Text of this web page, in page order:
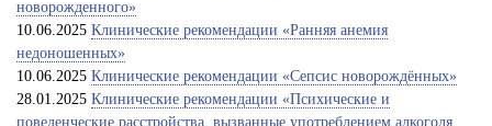
новорожденного»
10.06.2025 Клинические рекомендации «Ранняя анемия
недоношенных»
10.06.2025 Клинические рекомендации «Сепсис новорождённых»
28.01.2025 Клинические рекомендации «Психические и
поведенческие расстройства, вызванные употреблением алкоголя